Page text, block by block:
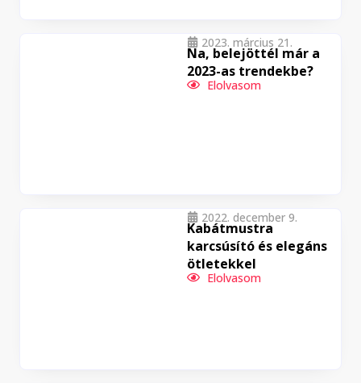
2023. március 21.
Na, belejöttél már a
2023-as trendekbe?
Elolvasom
2022. december 9.
Kabátmustra
karcsúsító és elegáns
ötletekkel
Elolvasom